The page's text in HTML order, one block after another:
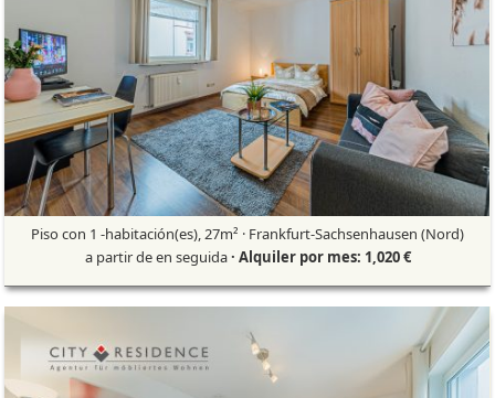
Piso con 1 -habitación(es), 27m² · Frankfurt-Sachsenhausen (Nord)
a partir de en seguida· Alquiler por mes: 1,020 €